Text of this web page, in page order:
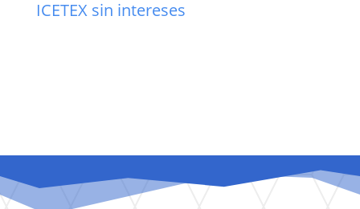
ICETEX sin intereses